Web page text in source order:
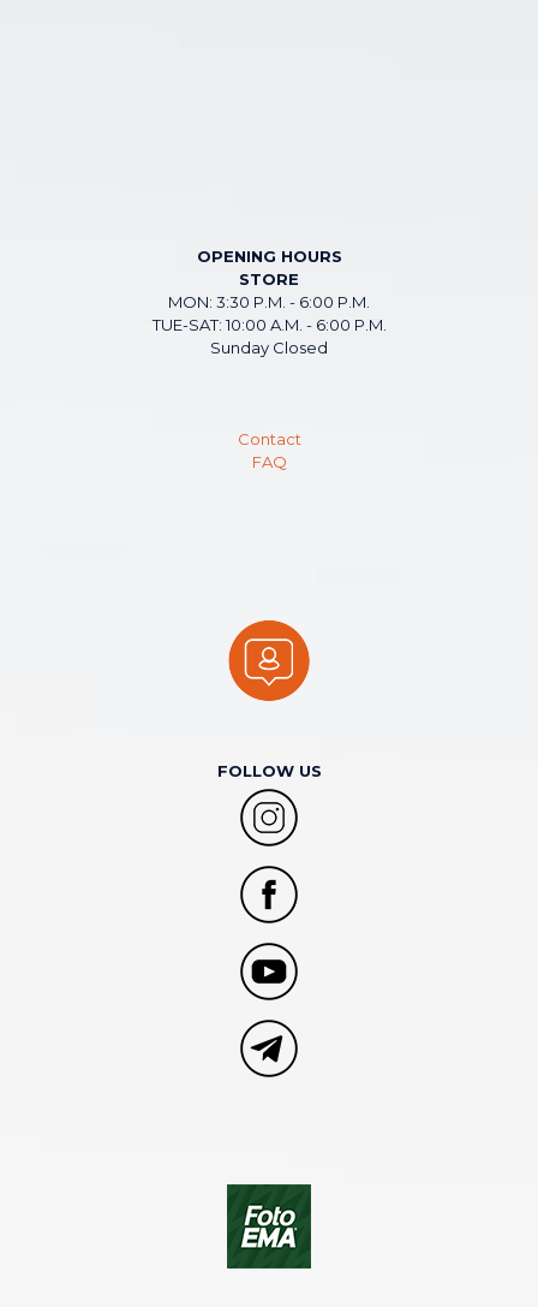
OPENING HOURS
STORE
MON: 3:30 P.M. - 6:00 P.M.
TUE-SAT: 10:00 A.M. - 6:00 P.M.
Sunday Closed
Contact
FAQ
FOLLOW US